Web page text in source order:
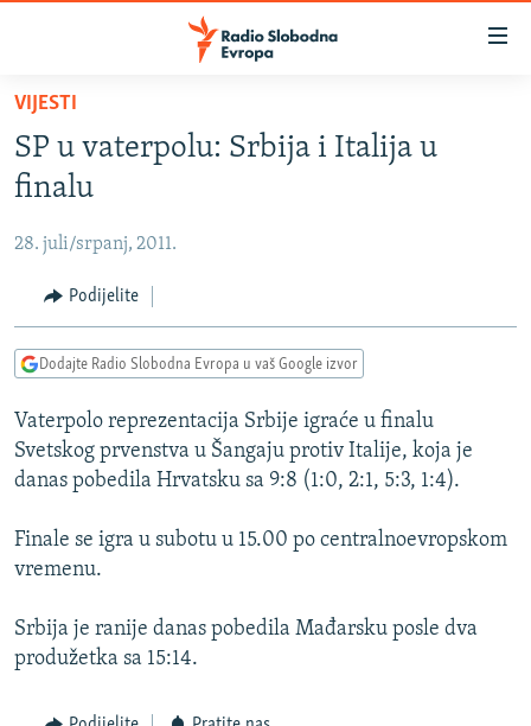
Pređite
glavni
sadržaj
na
navigaciju
Pređite
na
BOSNA I HERCEGOVINA
KOSOVO
CRNA GORA
VIDEO
FOTOGALERIJE
INFOGRAFIKE
PODCASTI
RAT U UKRAJINI
KINA NA BALKANU
ISPRIČAJ MI
SPECIJALI RSE
VIJESTI
SP u vaterpolu: Srbija i Italija u
finalu
28. juli/srpanj, 2011.
Podijelite
Dodajte Radio Slobodna Evropa u vaš Google izvor
Vaterpolo reprezentacija Srbije igraće u finalu
Svetskog prvenstva u Šangaju protiv Italije, koja je
danas pobedila Hrvatsku sa 9:8 (1:0, 2:1, 5:3, 1:4).
Finale se igra u subotu u 15.00 po centralnoevropskom
vremenu.
Srbija je ranije danas pobedila Mađarsku posle dva
produžetka sa 15:14.